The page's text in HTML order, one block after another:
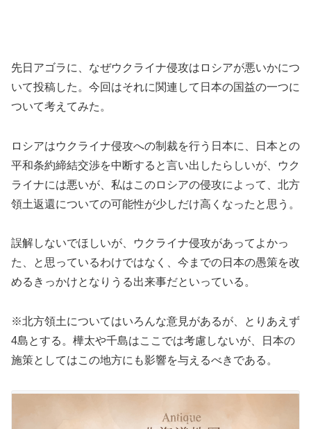
先日アゴラに、なぜウクライナ侵攻はロシアが悪いかにつ
いて投稿した。今回はそれに関連して日本の国益の一つに
ついて考えてみた。
ロシアはウクライナ侵攻への制裁を行う日本に、日本との
平和条約締結交渉を中断すると言い出したらしいが、ウク
ライナには悪いが、私はこのロシアの侵攻によって、北方
領土返還についての可能性が少しだけ高くなったと思う。
誤解しないでほしいが、ウクライナ侵攻があってよかっ
た、と思っているわけではなく、今までの日本の愚策を改
めるきっかけとなりうる出来事だといっている。
※北方領土についてはいろんな意見があるが、とりあえず
4島とする。樺太や千島はここでは考慮しないが、日本の
施策としてはこの地方にも影響を与えるべきである。